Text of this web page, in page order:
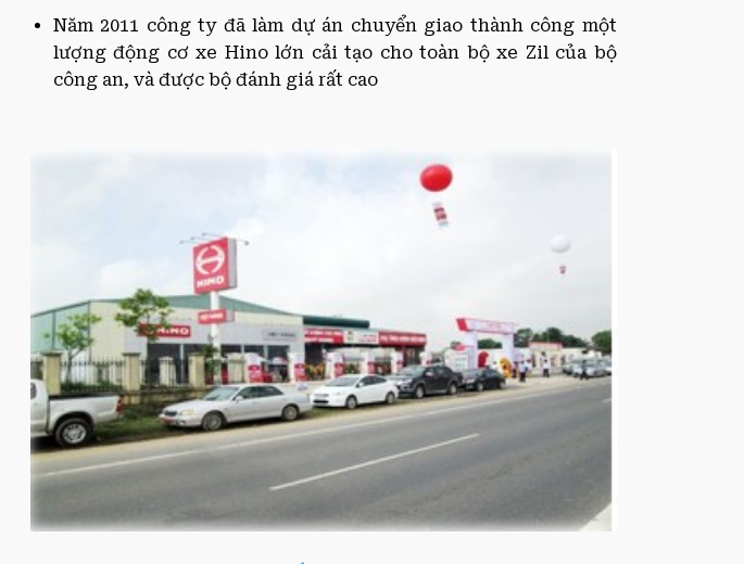
Năm 2011 công ty đã làm dự án chuyển giao thành công một
lượng động cơ xe Hino lớn cải tạo cho toàn bộ xe Zil của bộ
công an, và được bộ đánh giá rất cao